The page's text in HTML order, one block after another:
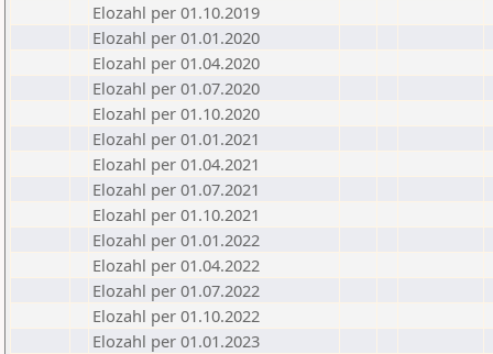
Elozahl per 01.10.2019
Elozahl per 01.01.2020
Elozahl per 01.04.2020
Elozahl per 01.07.2020
Elozahl per 01.10.2020
Elozahl per 01.01.2021
Elozahl per 01.04.2021
Elozahl per 01.07.2021
Elozahl per 01.10.2021
Elozahl per 01.01.2022
Elozahl per 01.04.2022
Elozahl per 01.07.2022
Elozahl per 01.10.2022
Elozahl per 01.01.2023